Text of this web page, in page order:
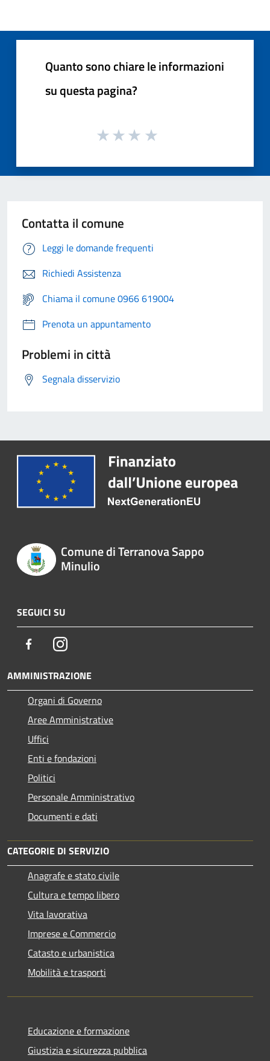
Quanto sono chiare le informazioni
su questa pagina?
Contatta il comune
Leggi le domande frequenti
Richiedi Assistenza
Chiama il comune 0966 619004
Prenota un appuntamento
Problemi in città
Segnala disservizio
Comune di Terranova Sappo
Minulio
SEGUICI SU
FacebookInstagram
AMMINISTRAZIONE
Organi di Governo
Aree Amministrative
Uffici
Enti e fondazioni
Politici
Personale Amministrativo
Documenti e dati
CATEGORIE DI SERVIZIO
Anagrafe e stato civile
Cultura e tempo libero
Vita lavorativa
Imprese e Commercio
Catasto e urbanistica
Mobilità e trasporti
Educazione e formazione
Giustizia e sicurezza pubblica